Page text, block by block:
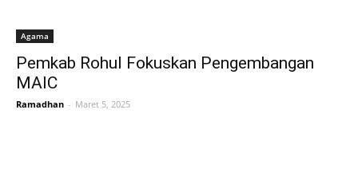
Agama
Pemkab Rohul Fokuskan Pengembangan
MAIC
Ramadhan - Maret 5, 2025